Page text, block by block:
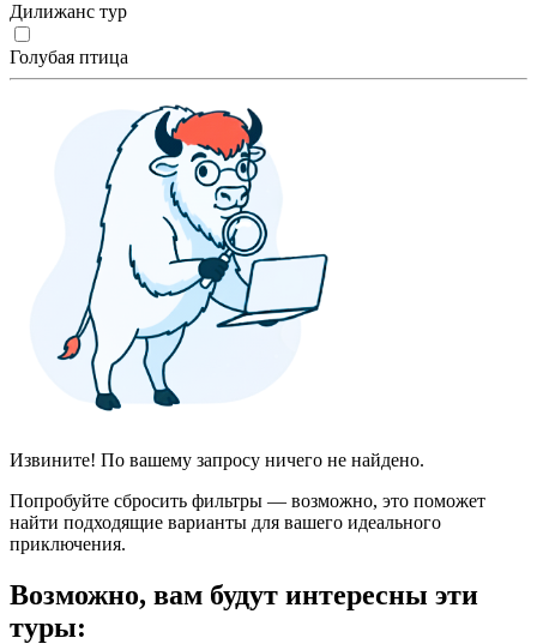
Дилижанс тур
Голубая птица
Извините! По вашему запросу ничего не найдено.
Попробуйте сбросить фильтры — возможно, это поможет
найти подходящие варианты для вашего идеального
приключения.
Возможно, вам будут интересны эти
туры: